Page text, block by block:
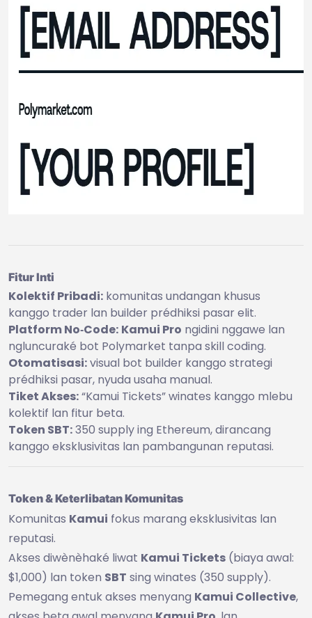
Fitur Inti
Kolektif Pribadi: komunitas undangan khusus
kanggo trader lan builder prédhiksi pasar elit.
Platform No‑Code: Kamui Pro ngidini nggawe lan
ngluncuraké bot Polymarket tanpa skill coding.
Otomatisasi:visual bot builder kanggo strategi
prédhiksi pasar, nyuda usaha manual.
Tiket Akses:“Kamui Tickets” winates kanggo mlebu
kolektif lan fitur beta.
Token SBT:350 supply ing Ethereum, dirancang
kanggo eksklusivitas lan pambangunan reputasi.
Token & Keterlibatan Komunitas
Komunitas Kamui fokus marang eksklusivitas lan
reputasi.
Akses diwènèhaké liwat Kamui Tickets (biaya awal:
$1,000) lan token SBT sing winates (350 supply).
Pemegang entuk akses menyang Kamui Collective,